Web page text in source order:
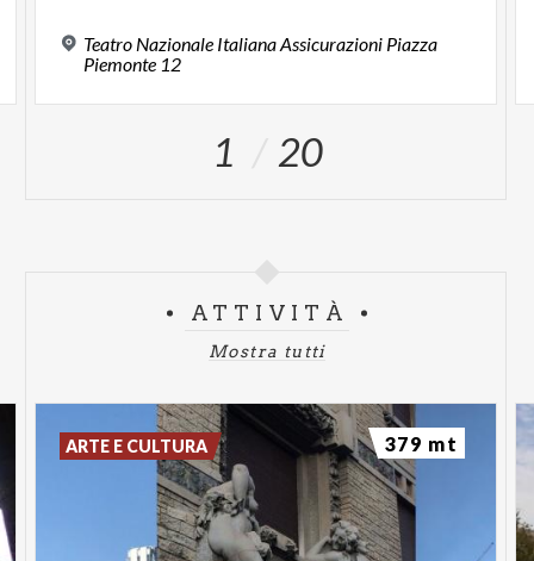
Teatro Nazionale Italiana Assicurazioni Piazza
Piemonte 12
1 20
ATTIVITÀ
Mostra tutti
ARTE E CULTURA 379 mt